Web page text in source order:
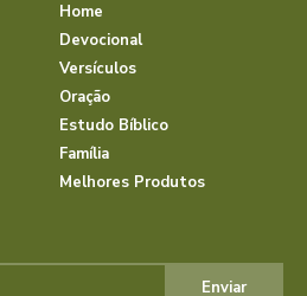
Home
Devocional
Versículos
Oração
Estudo Bíblico
Família
Melhores Produtos
Enviar